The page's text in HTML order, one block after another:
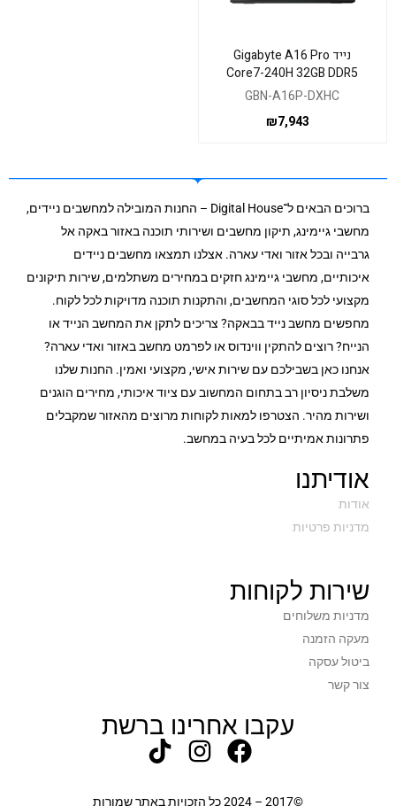
נייד Gigabyte A16 Pro
Core7-240H 32GB DDR5
1TB Nvme RTX5070Ti DOS
GBN-A16P-DXHC
₪7,943
ברוכים הבאים ל־Digital House – החנות המובילה למחשבים ניידים,
מחשבי גיימינג, תיקון מחשבים ושירותי תוכנה באזור באקה אל
גרבייה ובכל אזור ואדי עארה. אצלנו תמצאו מחשבים ניידים
איכותיים, מחשבי גיימינג חזקים במחירים משתלמים, שירות תיקונים
מקצועי לכל סוגי המחשבים, והתקנות תוכנה מדויקות לכל לקוח.
מחפשים מחשב נייד בבאקה? צריכים לתקן את המחשב הנייד או
הנייח? רוצים להתקין ווינדוס או לפרמט מחשב באזור ואדי עארה?
אנחנו כאן בשבילכם עם שירות אישי, מקצועי ואמין. החנות שלנו
משלבת ניסיון רב בתחום המחשוב עם ציוד איכותי, מחירים הוגנים
ושירות מהיר. הצטרפו למאות לקוחות מרוצים מהאזור שמקבלים
פתרונות אמיתיים לכל בעיה במחשב.
אודיתנו
אודות
מדניות פרטיות
שירות לקוחות
מדניות משלוחים
מעקה הזמנה
ביטול עסקה
צור קשר
עקבו אחרינו ברשת
©2017 – 2024 כל הזכויות באתר שמורות